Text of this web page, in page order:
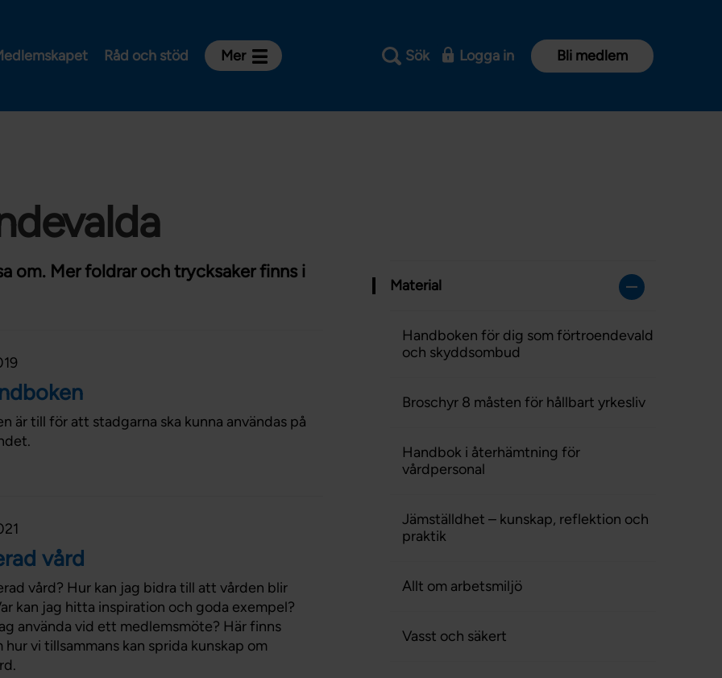
Råd och stöd Mer
Aktiviteter och utbildningar
För dig som är:
Sjuksköterska
Student
Chef
Sök Logga in Bli medlem
Material
Handboken för dig som förtroendevald
och skyddsombud
Broschyr 8 måsten för hållbart yrkesliv
Handbok i återhämtning för
vårdpersonal
Jämställdhet – kunskap, reflektion och
praktik
Allt om arbetsmiljö
Vasst och säkert
om. Mer foldrar och trycksaker finns i
är till för att stadgarna ska kunna användas på
vård
vård? Hur kan jag bidra till att vården blir
kan jag hitta inspiration och goda exempel?
använda vid ett medlemsmöte? Här finns
vi tillsammans kan sprida kunskap om